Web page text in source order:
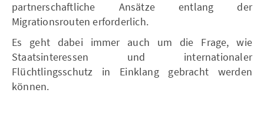
partnerschaftliche Ansätze entlang der
Migrationsrouten erforderlich.
Es geht dabei immer auch um die Frage, wie
Staatsinteressen und internationaler
Flüchtlingsschutz in Einklang gebracht werden
können.